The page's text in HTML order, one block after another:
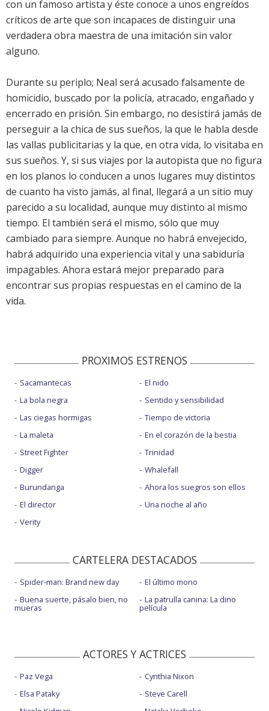
con un famoso artista y éste conoce a unos engreídos
críticos de arte que son incapaces de distinguir una
verdadera obra maestra de una imitación sin valor
alguno.
Durante su periplo; Neal será acusado falsamente de
homicidio, buscado por la policía, atracado, engañado y
encerrado en prisión. Sin embargo, no desistirá jamás de
perseguir a la chica de sus sueños, la que le habla desde
las vallas publicitarias y la que, en otra vida, lo visitaba en
sus sueños. Y, si sus viajes por la autopista que no figura
en los planos lo conducen a unos lugares muy distintos
de cuanto ha visto jamás, al final, llegará a un sitio muy
parecido a su localidad, aunque muy distinto al mismo
tiempo. El también será el mismo, sólo que muy
cambiado para siempre. Aunque no habrá envejecido,
habrá adquirido una experiencia vital y una sabiduría
impagables. Ahora estará mejor preparado para
encontrar sus propias respuestas en el camino de la
vida.
PROXIMOS ESTRENOS
Sacamantecas
La bola negra
Las ciegas hormigas
La maleta
Street Fighter
Digger
Burundanga
El director
Verity
El nido
Sentido y sensibilidad
Tiempo de victoria
En el corazón de la bestia
Trinidad
Whalefall
Ahora los suegros son ellos
Una noche al año
CARTELERA DESTACADOS
Spider-man: Brand new day
Buena suerte, pásalo bien, no
mueras
El último mono
La patrulla canina: La dino
película
ACTORES Y ACTRICES
Paz Vega
Elsa Pataky
Cynthia Nixon
Steve Carell